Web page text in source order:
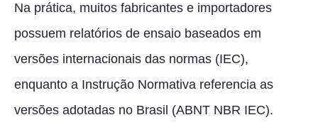
Na prática, muitos fabricantes e importadores
possuem relatórios de ensaio baseados em
versões internacionais das normas (IEC),
enquanto a Instrução Normativa referencia as
versões adotadas no Brasil (ABNT NBR IEC).